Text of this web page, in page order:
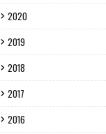
2020
2019
2018
2017
2016